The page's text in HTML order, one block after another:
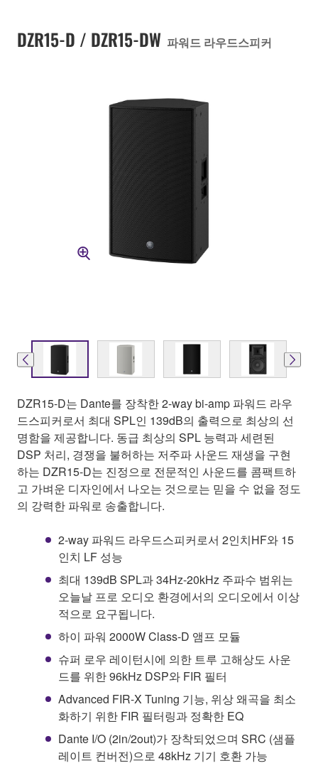
DZR15-D / DZR15-DW 파워드 라우드스피커
DZR15-D는 Dante를 장착한 2-way bi-amp 파워드 라우
드스피커로서 최대 SPL인 139dB의 출력으로 최상의 선
명함을 제공합니다. 동급 최상의 SPL 능력과 세련된
DSP 처리, 경쟁을 불허하는 저주파 사운드 재생을 구현
하는 DZR15-D는 진정으로 전문적인 사운드를 콤팩트하
고 가벼운 디자인에서 나오는 것으로는 믿을 수 없을 정도
의 강력한 파워로 송출합니다.
2-way 파워드 라우드스피커로서 2인치HF와 15
인치 LF 성능
최대 139dB SPL과 34Hz-20kHz 주파수 범위는
오늘날 프로 오디오 환경에서의 오디오에서 이상
적으로 요구됩니다.
하이 파워 2000W Class-D 앰프 모듈
슈퍼 로우 레이턴시에 의한 트루 고해상도 사운
드를 위한 96kHz DSP와 FIR 필터
Advanced FIR-X Tuning 기능, 위상 왜곡을 최소
화하기 위한 FIR 필터링과 정확한 EQ
Dante I/O (2in/2out)가 장착되었으며 SRC (샘플
레이트 컨버전)으로 48kHz 기기 호환 가능